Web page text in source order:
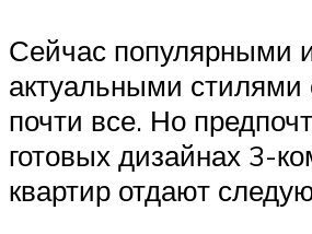
Сейчас популярными
актуальными стилями
почти все. Но
готовых дизайнах 3-
квартир отдают